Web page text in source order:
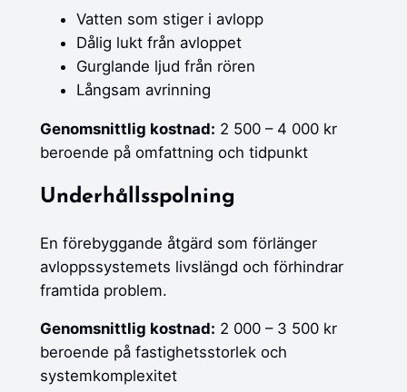
Vatten som stiger i avlopp
Dålig lukt från avloppet
Gurglande ljud från rören
Långsam avrinning
Genomsnittlig kostnad: 2 500 – 4 000 kr
beroende på omfattning och tidpunkt
Underhållsspolning
En förebyggande åtgärd som förlänger
avloppssystemets livslängd och förhindrar
framtida problem.
Genomsnittlig kostnad: 2 000 – 3 500 kr
beroende på fastighetsstorlek och
systemkomplexitet